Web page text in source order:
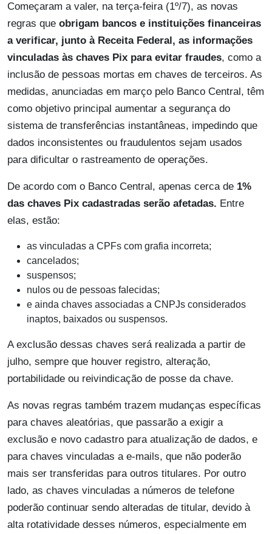
Começaram a valer, na terça-feira (1º/7), as novas
regras que obrigam bancos e instituições financeiras
a verificar, junto à Receita Federal, as informações
vinculadas às chaves Pix para evitar fraudes, como a
inclusão de pessoas mortas em chaves de terceiros. As
medidas, anunciadas em março pelo Banco Central, têm
como objetivo principal aumentar a segurança do
sistema de transferências instantâneas, impedindo que
dados inconsistentes ou fraudulentos sejam usados
para dificultar o rastreamento de operações.
De acordo com o Banco Central, apenas cerca de 1%
das chaves Pix cadastradas serão afetadas. Entre
elas, estão:
as vinculadas a CPFs com grafia incorreta;
cancelados;
suspensos;
nulos ou de pessoas falecidas;
e ainda chaves associadas a CNPJs considerados
inaptos, baixados ou suspensos.
A exclusão dessas chaves será realizada a partir de
julho, sempre que houver registro, alteração,
portabilidade ou reivindicação de posse da chave.
As novas regras também trazem mudanças específicas
para chaves aleatórias, que passarão a exigir a
exclusão e novo cadastro para atualização de dados, e
para chaves vinculadas a e-mails, que não poderão
mais ser transferidas para outros titulares. Por outro
lado, as chaves vinculadas a números de telefone
poderão continuar sendo alteradas de titular, devido à
alta rotatividade desses números, especialmente em